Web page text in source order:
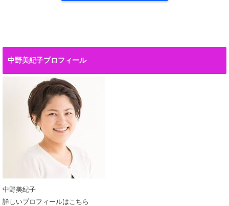
中野美紀子プロフィール
中野美紀子
詳しいプロフィールはこちら